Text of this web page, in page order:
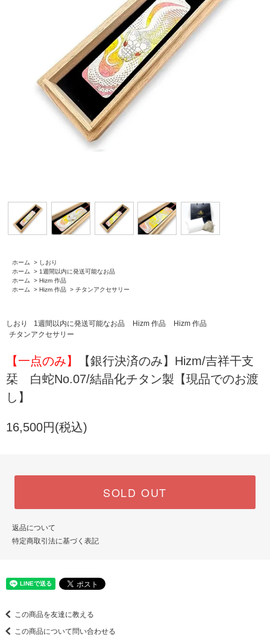
ホーム > しおり
ホーム
> 1週間以内に発送可能なお品
ホーム
> Hizm 作品
ホーム
> Hizm 作品 > チタンアクセサリー
しおり 1週間以内に発送可能なお品 Hizm 作品
Hizm 作品
チタンアクセサリー
【一点のみ】
【銀行決済のみ】Hizm/吉祥干支
栞 白蛇No.07/結晶化チタン製【現品でのお渡
し】
16,500円(税込)
SOLD OUT
返品について
特定商取引法に基づく表記
この商品を友達に教える
この商品について問い合わせる